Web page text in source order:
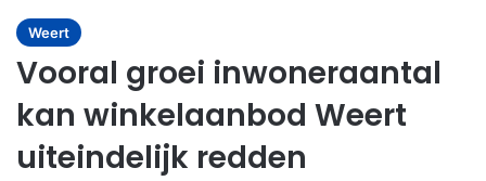
Weert
Vooral groei inwoneraantal
kan winkelaanbod Weert
uiteindelijk redden